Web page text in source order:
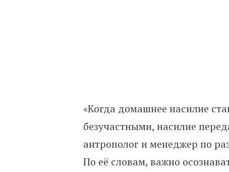
«Когда домашнее насилие
безучастными, насилие
антрополог и менеджер по
По её словам, важно